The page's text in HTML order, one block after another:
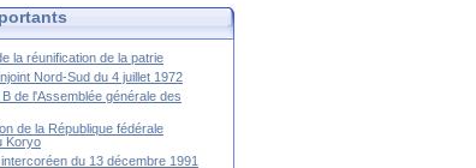
la réunification de la patrie
Nord-Sud du 4 juillet 1972
de l'Assemblée générale des
de la République fédérale
Koryo
du 13 décembre 1991